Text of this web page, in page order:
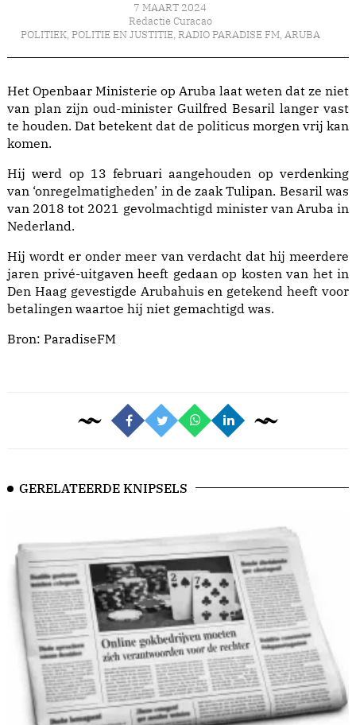
7 MAART 2024
Redactie Curacao
POLITIEK, POLITIE EN JUSTITIE, RADIO PARADISE FM, ARUBA
Het Openbaar Ministerie op Aruba laat weten dat ze niet
van plan zijn oud-minister Guilfred Besaril langer vast
te houden. Dat betekent dat de politicus morgen vrij kan
komen.
Hij werd op 13 februari aangehouden op verdenking
van ‘onregelmatigheden’ in de zaak Tulipan. Besaril was
van 2018 tot 2021 gevolmachtigd minister van Aruba in
Nederland.
Hij wordt er onder meer van verdacht dat hij meerdere
jaren privé-uitgaven heeft gedaan op kosten van het in
Den Haag gevestigde Arubahuis en getekend heeft voor
betalingen waartoe hij niet gemachtigd was.
Bron: ParadiseFM
GERELATEERDE KNIPSELS